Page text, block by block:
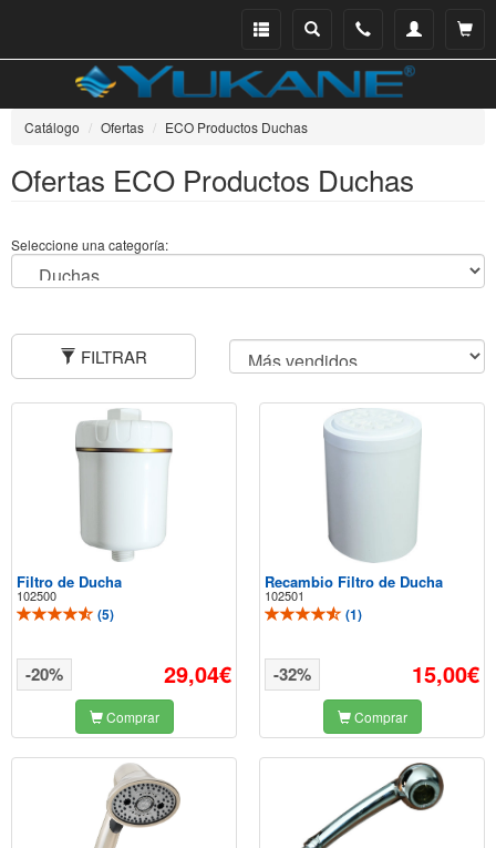
Ver
Mi
Teléfono
Buscar
Menu
Catálogo Ofertas ECO Productos Duchas
Ofertas ECO Productos Duchas
Seleccione una categoría:
FILTRAR
Filtro de Ducha
102500
(5)
29,04€
-20%
Comprar
Recambio Filtro de Ducha
102501
(1)
15,00€
-32%
Comprar